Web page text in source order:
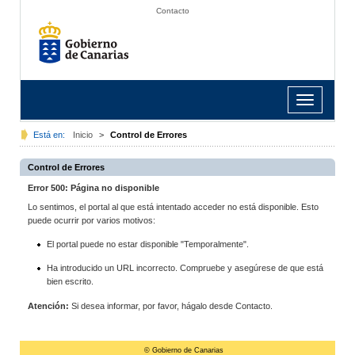
Contacto
Toggle
navigation
Está en: Inicio > Control de Errores
Control de Errores
Error 500: Página no disponible
Lo sentimos, el portal al que está intentado acceder no está disponible. Esto
puede ocurrir por varios motivos:
El portal puede no estar disponible "Temporalmente".
Ha introducido un URL incorrecto. Compruebe y asegúrese de que está
bien escrito.
Atención: Si desea informar, por favor, hágalo desde Contacto.
© Gobierno de Canarias